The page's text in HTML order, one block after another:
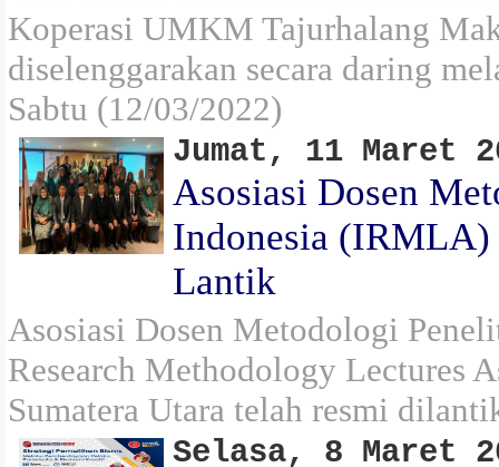
Koperasi UMKM Tajurhalang
diselenggarakan secara daring
Sabtu (12/03/2022)
Jumat, 11 Maret
Asosiasi Dosen
Indonesia (IRMLA)
Lantik
Asosiasi Dosen Metodologi
Research Methodology Lectures
Sumatera Utara telah resmi
Selasa, 8 Maret